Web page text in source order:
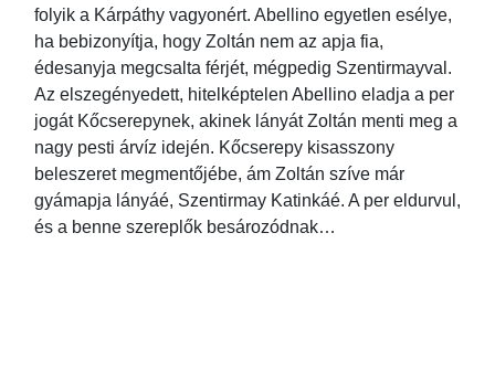
folyik a Kárpáthy vagyonért. Abellino egyetlen esélye,
ha bebizonyítja, hogy Zoltán nem az apja fia,
édesanyja megcsalta férjét, mégpedig Szentirmayval.
Az elszegényedett, hitelképtelen Abellino eladja a per
jogát Kőcserepynek, akinek lányát Zoltán menti meg a
nagy pesti árvíz idején. Kőcserepy kisasszony
beleszeret megmentőjébe, ám Zoltán szíve már
gyámapja lányáé, Szentirmay Katinkáé. A per eldurvul,
és a benne szereplők besározódnak…